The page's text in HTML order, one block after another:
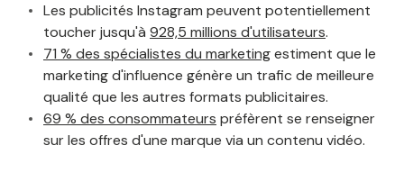
Les publicités Instagram peuvent potentiellement
toucher jusqu'à 928,5 millions d'utilisateurs.
71 % des spécialistes du marketingestiment que le
marketing d'influence génère un trafic de meilleure
qualité que les autres formats publicitaires.
69 % des consommateurs préfèrent se renseigner
sur les offres d'une marque via un contenu vidéo.